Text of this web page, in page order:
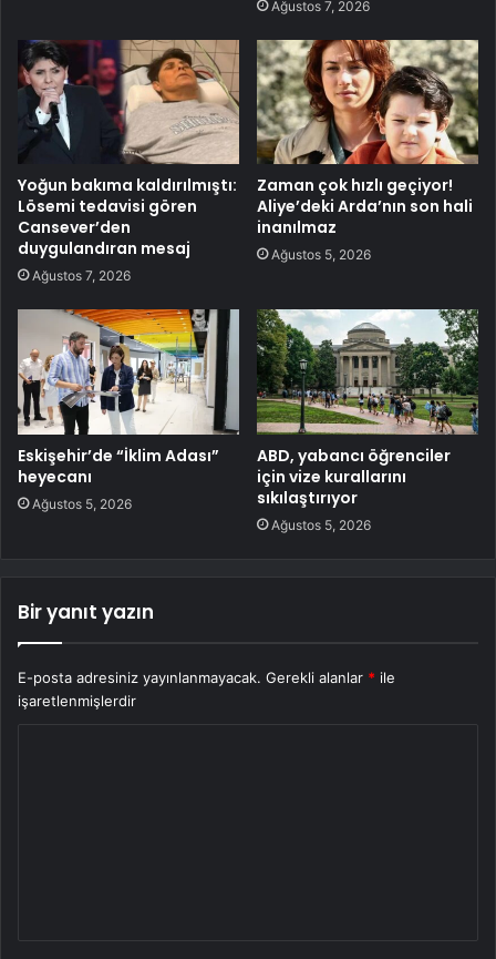
Ağustos 7, 2026
Yoğun bakıma kaldırılmıştı:
Lösemi tedavisi gören
Cansever’den
duygulandıran mesaj
Ağustos 7, 2026
Zaman çok hızlı geçiyor!
Aliye’deki Arda’nın son hali
inanılmaz
Ağustos 5, 2026
Eskişehir’de “İklim Adası”
heyecanı
Ağustos 5, 2026
ABD, yabancı öğrenciler
için vize kurallarını
sıkılaştırıyor
Ağustos 5, 2026
Bir yanıt yazın
E-posta adresiniz yayınlanmayacak. Gerekli alanlar * ile
işaretlenmişlerdir